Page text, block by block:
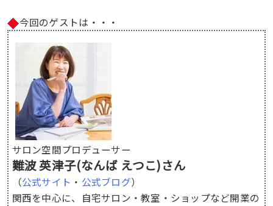
今回のゲストは・・・
サロン空間プロデューサー
難波 英津子(なんば えつこ)さん
（公式サイト ・ 公式ブログ）
関西を中心に、自宅サロン・教室・ショップなど開業の